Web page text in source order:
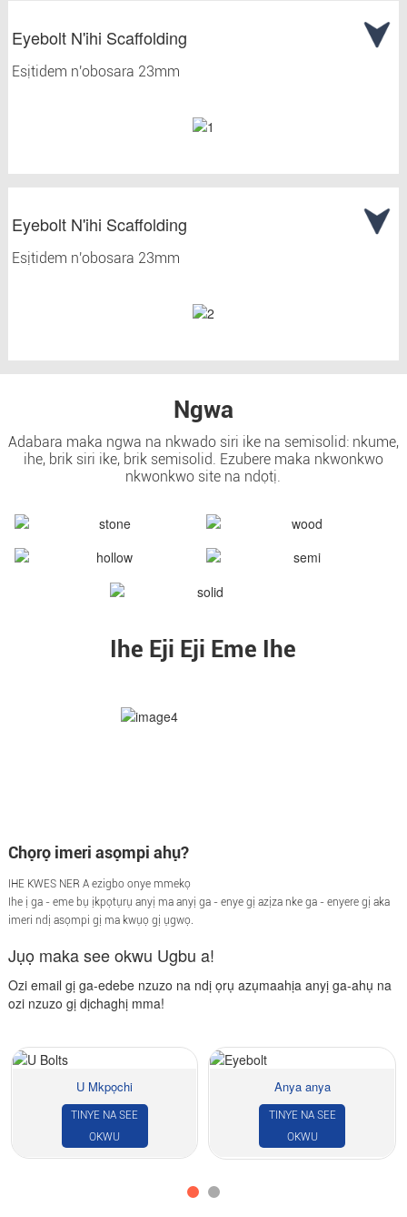
Eyebolt N'ihi Scaffolding
Esịtidem n'obosara 23mm
Eyebolt N'ihi Scaffolding
Esịtidem n'obosara 23mm
Ngwa
Adabara maka ngwa na nkwado siri ike na semisolid: nkume,
ihe, brik siri ike, brik semisolid. Ezubere maka nkwonkwo
nkwonkwo site na ndọtị.
Ihe Eji Eji Eme Ihe
Chọrọ imeri asọmpi ahụ?
IHE KWES NER A ezigbo onye mmekọ
Ihe ị ga - eme bụ ịkpọtụrụ anyị ma anyị ga - enye gị azịza nke ga - enyere gị aka
imeri ndị asọmpi gị ma kwụọ gị ụgwọ.
Jụọ maka see okwu Ugbu a!
Ozi email gị ga-edebe nzuzo na ndị ọrụ azụmaahịa anyị ga-ahụ na
ozi nzuzo gị dịchaghị mma!
U Mkpọchi
TINYE NA SEE
OKWU
Anya anya
TINYE NA SEE
OKWU